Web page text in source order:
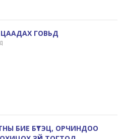
ГОВЬД
БИЕ БҮТЭЦ, ОРЧИНДОО